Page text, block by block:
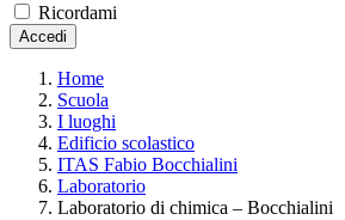
Ricordami
Accedi
Home
Scuola
I luoghi
Edificio scolastico
ITAS Fabio Bocchialini
Laboratorio
Laboratorio di chimica – Bocchialini